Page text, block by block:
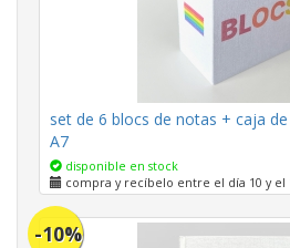
set de 6 blocs de notas + caja
A7
disponible en stock
compra y recíbelo entre el día 10 y el
-10%